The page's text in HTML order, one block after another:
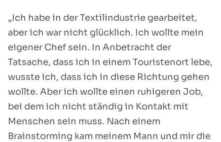
„Ich habe in der Textilindustrie gearbeitet,
aber ich war nicht glücklich. Ich wollte mein
eigener Chef sein. In Anbetracht der
Tatsache, dass ich in einem Touristenort lebe,
wusste ich, dass ich in diese Richtung gehen
wollte. Aber ich wollte einen ruhigeren Job,
bei dem ich nicht ständig in Kontakt mit
Menschen sein muss. Nach einem
Brainstorming kam meinem Mann und mir die